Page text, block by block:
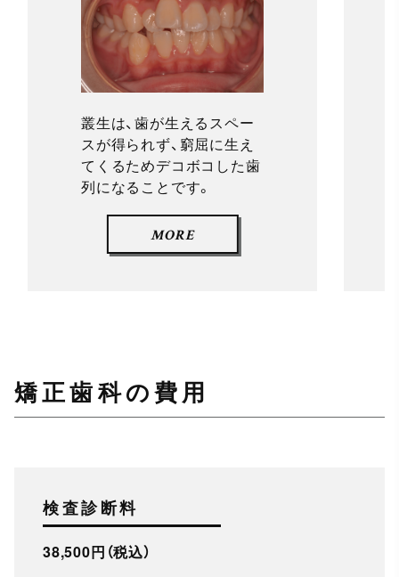
叢生は、歯が生えるスペー
スが得られず、窮屈に生え
てくるためデコボコした歯
列になることです。
MORE
矯正歯科の費用
検査診断料
38,500円（税込）